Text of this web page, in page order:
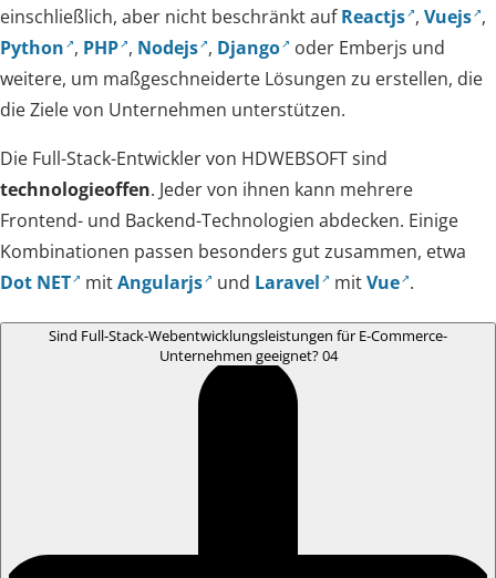
einschließlich, aber nicht beschränkt aufReactjs ,Vuejs ,
Python , PHP , Nodejs , Django
oder Emberjs und
weitere, um maßgeschneiderte Lösungen zu erstellen, die
die Ziele von Unternehmen unterstützen.
Die Full-Stack-Entwickler von HDWEBSOFT sind
technologieoffen. Jeder von ihnen kann mehrere
Frontend- und Backend-Technologien abdecken. Einige
Kombinationen passen besonders gut zusammen, etwa
Dot NET
mitAngularjs und Laravel mitVue .
Sind Full-Stack-Webentwicklungsleistungen für E-Commerce-
Unternehmen geeignet?04